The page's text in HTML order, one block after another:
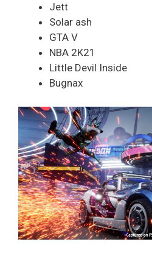
Jett
Solar ash
GTA V
NBA 2K21
Little Devil Inside
Bugnax